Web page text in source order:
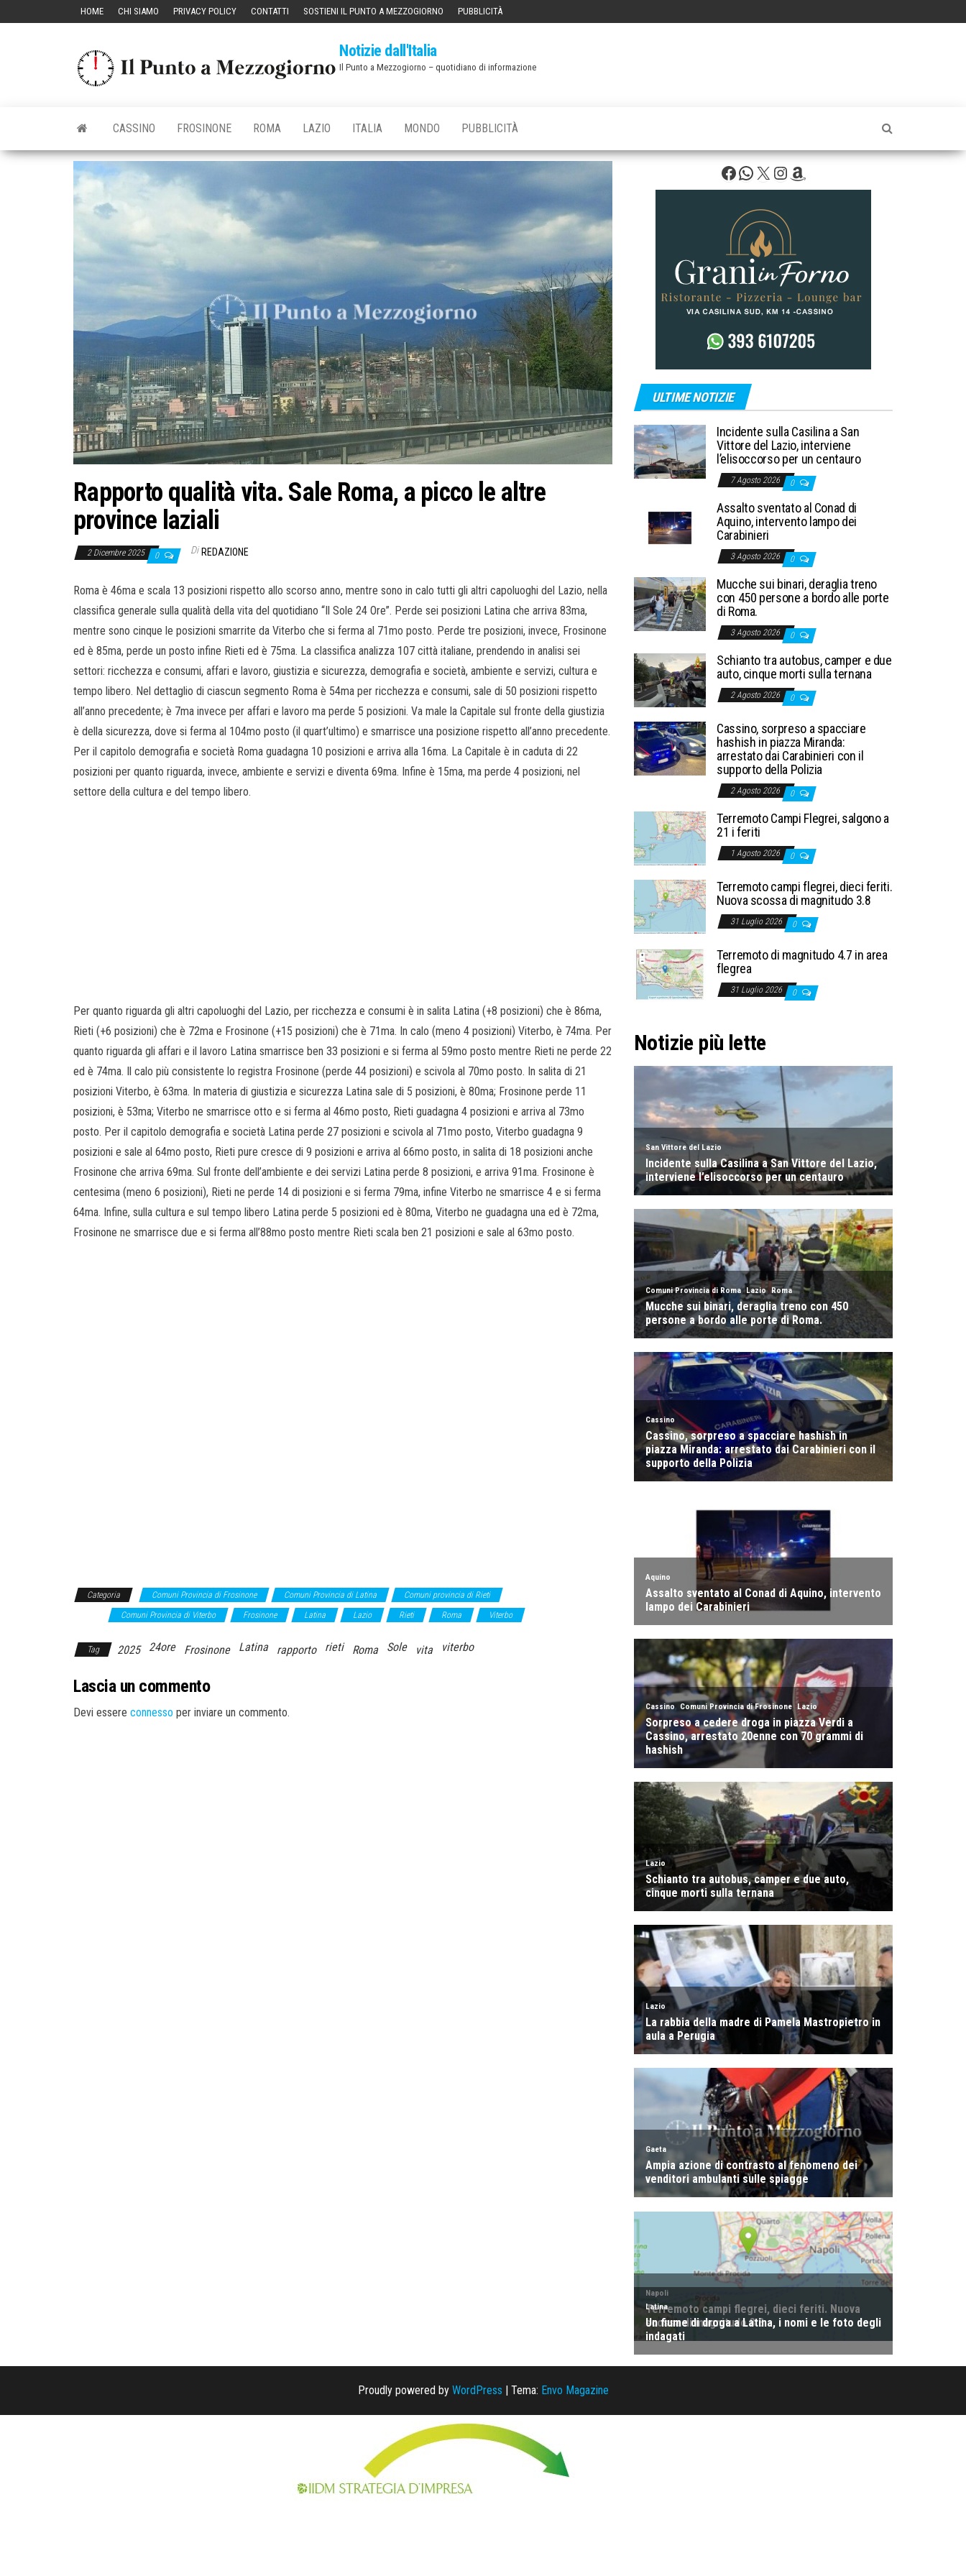
HOME CHI SIAMO PRIVACY POLICY CONTATTI SOSTIENI IL PUNTO A MEZZOGIORNO PUBBLICITÀ
Notizie dall'Italia
Il Punto a Mezzogiorno – quotidiano di informazione
CASSINO FROSINONE ROMA LAZIO ITALIA MONDO PUBBLICITÀ
Rapporto qualità vita. Sale Roma, a picco le altre
province laziali
2 Dicembre 2025 0 Di REDAZIONE
Roma è 46ma e scala 13 posizioni rispetto allo scorso anno, mentre sono in calo tutti gli altri capoluoghi del Lazio, nella
classifica generale sulla qualità della vita del quotidiano “Il Sole 24 Ore”. Perde sei posizioni Latina che arriva 83ma,
mentre sono cinque le posizioni smarrite da Viterbo che si ferma al 71mo posto. Perde tre posizioni, invece, Frosinone
ed è 85ma, perde un posto infine Rieti ed è 75ma. La classifica analizza 107 città italiane, prendendo in analisi sei
settori: ricchezza e consumi, affari e lavoro, giustizia e sicurezza, demografia e società, ambiente e servizi, cultura e
tempo libero. Nel dettaglio di ciascun segmento Roma è 54ma per ricchezza e consumi, sale di 50 posizioni rispetto
all’anno precedente; è 7ma invece per affari e lavoro ma perde 5 posizioni. Va male la Capitale sul fronte della giustizia
è della sicurezza, dove si ferma al 104mo posto (il quart’ultimo) e smarrisce una posizione rispetto all’anno precedente.
Per il capitolo demografia e società Roma guadagna 10 posizioni e arriva alla 16ma. La Capitale è in caduta di 22
posizioni per quanto riguarda, invece, ambiente e servizi e diventa 69ma. Infine è 15ma, ma perde 4 posizioni, nel
settore della cultura e del tempo libero.
Per quanto riguarda gli altri capoluoghi del Lazio, per ricchezza e consumi è in salita Latina (+8 posizioni) che è 86ma,
Rieti (+6 posizioni) che è 72ma e Frosinone (+15 posizioni) che è 71ma. In calo (meno 4 posizioni) Viterbo, è 74ma. Per
quanto riguarda gli affari e il lavoro Latina smarrisce ben 33 posizioni e si ferma al 59mo posto mentre Rieti ne perde 22
ed è 74ma. Il calo più consistente lo registra Frosinone (perde 44 posizioni) e scivola al 70mo posto. In salita di 21
posizioni Viterbo, è 63ma. In materia di giustizia e sicurezza Latina sale di 5 posizioni, è 80ma; Frosinone perde 11
posizioni, è 53ma; Viterbo ne smarrisce otto e si ferma al 46mo posto, Rieti guadagna 4 posizioni e arriva al 73mo
posto. Per il capitolo demografia e società Latina perde 27 posizioni e scivola al 71mo posto, Viterbo guadagna 9
posizioni e sale al 64mo posto, Rieti pure cresce di 9 posizioni e arriva al 66mo posto, in salita di 18 posizioni anche
Frosinone che arriva 69ma. Sul fronte dell’ambiente e dei servizi Latina perde 8 posizioni, e arriva 91ma. Frosinone è
centesima (meno 6 posizioni), Rieti ne perde 14 di posizioni e si ferma 79ma, infine Viterbo ne smarrisce 4 e si ferma
64ma. Infine, sulla cultura e sul tempo libero Latina perde 5 posizioni ed è 80ma, Viterbo ne guadagna una ed è 72ma,
Frosinone ne smarrisce due e si ferma all’88mo posto mentre Rieti scala ben 21 posizioni e sale al 63mo posto.
Categoria Comuni Provincia di Frosinone Comuni Provincia di Latina Comuni provincia di Rieti
Comuni Provincia di Viterbo Frosinone Latina Lazio Rieti Roma Viterbo
Tag 2025 24ore Frosinone Latina rapporto rieti Roma Sole vita viterbo
Lascia un commento
Devi essere connesso per inviare un commento.
Facebook
WhatsApp
X Instagram
Amazon
ULTIME NOTIZIE
Incidente sulla Casilina a San
Vittore del Lazio, interviene
l’elisoccorso per un centauro
7 Agosto 2026 0
Assalto sventato al Conad di
Aquino, intervento lampo dei
Carabinieri
3 Agosto 2026 0
Mucche sui binari, deraglia treno
con 450 persone a bordo alle porte
di Roma.
3 Agosto 2026 0
Schianto tra autobus, camper e due
auto, cinque morti sulla ternana
2 Agosto 2026 0
Cassino, sorpreso a spacciare
hashish in piazza Miranda:
arrestato dai Carabinieri con il
supporto della Polizia
2 Agosto 2026 0
Terremoto Campi Flegrei, salgono a
21 i feriti
1 Agosto 2026 0
Terremoto campi flegrei, dieci feriti.
Nuova scossa di magnitudo 3.8
31 Luglio 2026 0
Terremoto di magnitudo 4.7 in area
flegrea
31 Luglio 2026 0
Notizie più lette
Proudly powered by WordPress | Tema: Envo Magazine